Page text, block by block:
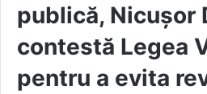
publică, Nicușor
contestă Legea
pentru a evita